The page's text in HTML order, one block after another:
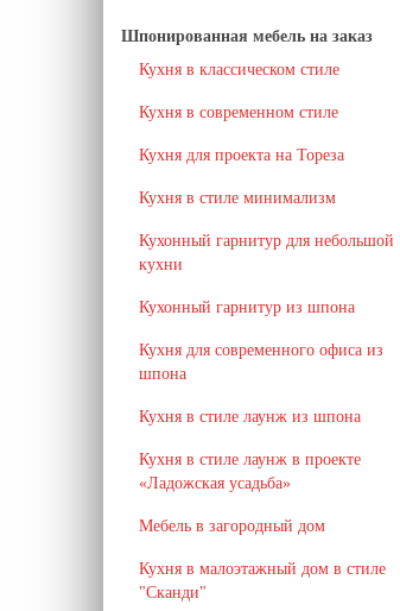
Шпонированная мебель на заказ
Кухня в классическом стиле
Кухня в современном стиле
Кухня для проекта на Тореза
Кухня в стиле минимализм
Кухонный гарнитур для небольшой
кухни
Кухонный гарнитур из шпона
Кухня для современного офиса из
шпона
Кухня в стиле лаунж из шпона
Кухня в стиле лаунж в проекте
«Ладожская усадьба»
Мебель в загородный дом
Кухня в малоэтажный дом в стиле
"Сканди"